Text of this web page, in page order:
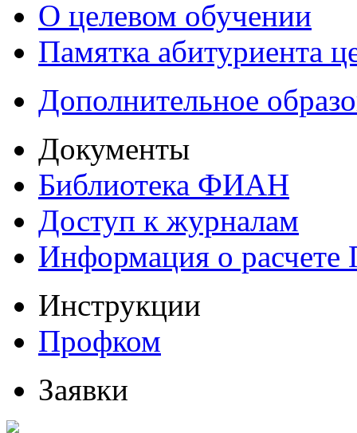
О целевом обучении
Памятка абитуриента
Дополнительное
Документы
Библиотека ФИАН
Доступ к журналам
Информация о
Инструкции
Профком
Заявки